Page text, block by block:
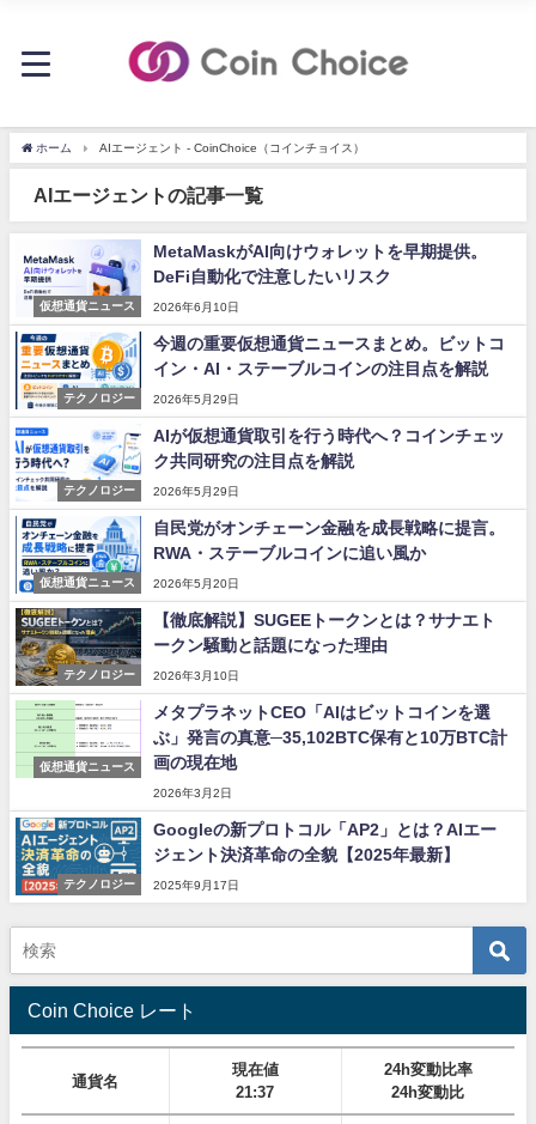
ホーム AIエージェント - CoinChoice（コインチョイス）
AIエージェントの記事一覧
仮想通貨ニュース
MetaMaskがAI向けウォレットを早期提供。
DeFi自動化で注意したいリスク
2026年6月10日
テクノロジー
今週の重要仮想通貨ニュースまとめ。ビットコ
イン・AI・ステーブルコインの注目点を解説
2026年5月29日
テクノロジー
AIが仮想通貨取引を行う時代へ？コインチェッ
ク共同研究の注目点を解説
2026年5月29日
仮想通貨ニュース
自民党がオンチェーン金融を成長戦略に提言。
RWA・ステーブルコインに追い風か
2026年5月20日
テクノロジー
【徹底解説】SUGEEトークンとは？サナエト
ークン騒動と話題になった理由
2026年3月10日
仮想通貨ニュース
メタプラネットCEO「AIはビットコインを選
ぶ」発言の真意─35,102BTC保有と10万BTC計
画の現在地
2026年3月2日
テクノロジー
Googleの新プロトコル「AP2」とは？AIエー
ジェント決済革命の全貌【2025年最新】
2025年9月17日
Coin Choice レート
通貨名
現在値
21:37
24h変動比率
24h変動比